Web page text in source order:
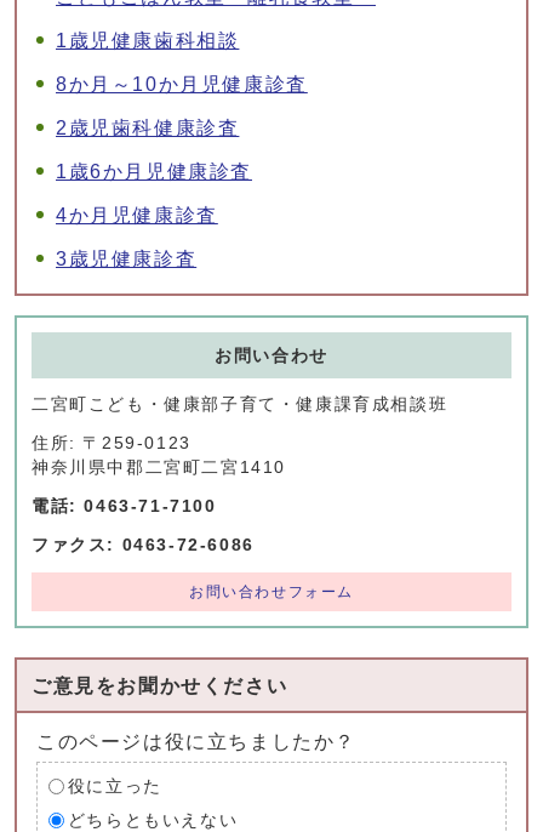
1歳児健康歯科相談
8か月～10か月児健康診査
2歳児歯科健康診査
1歳6か月児健康診査
4か月児健康診査
3歳児健康診査
お問い合わせ
二宮町こども・健康部子育て・健康課育成相談班
住所: 〒259-0123
神奈川県中郡二宮町二宮1410
電話: 0463-71-7100
ファクス: 0463-72-6086
お問い合わせフォーム
ご意見をお聞かせください
このページは役に立ちましたか？
役に立った
どちらともいえない